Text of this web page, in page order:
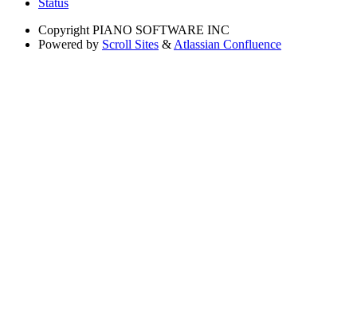
Status
Copyright PIANO SOFTWARE INC
Powered by Scroll Sites & Atlassian Confluence